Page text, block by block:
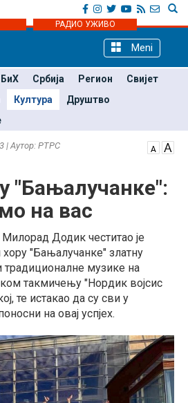
РАДИО УЖИВО
Meni
БиХ Србија Регион
Свијет
Култура
Друштво
| Аутор: РТРС
"Бањалучанке":
на вас
Додик честитао је
"Бањалучанке" златну
традиционалне музике на
такмичењу "Нордик војсис
те истакао да су сви у
на овај успјех.